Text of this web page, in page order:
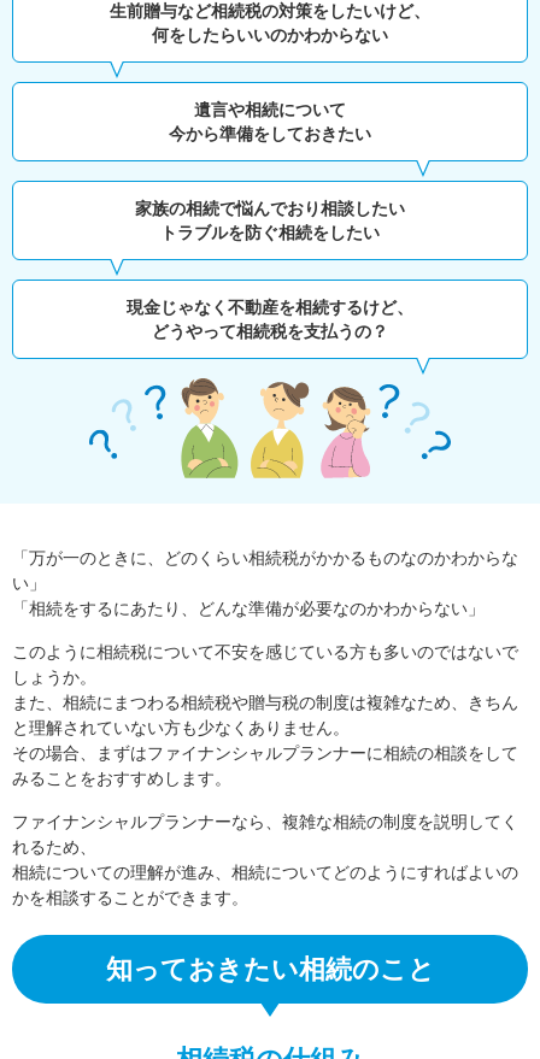
生前贈与など相続税の対策をしたいけど、
何をしたらいいのかわからない
遺言や相続について
今から準備をしておきたい
家族の相続で悩んでおり相談したい
トラブルを防ぐ相続をしたい
現金じゃなく不動産を相続するけど、
どうやって相続税を支払うの？
「万が一のときに、どのくらい相続税がかかるものなのかわからな
い」
「相続をするにあたり、どんな準備が必要なのかわからない」
このように相続税について不安を感じている方も多いのではないで
しょうか。
また、相続にまつわる相続税や贈与税の制度は複雑なため、きちん
と理解されていない方も少なくありません。
その場合、まずはファイナンシャルプランナーに相続の相談をして
みることをおすすめします。
ファイナンシャルプランナーなら、複雑な相続の制度を説明してく
れるため、
相続についての理解が進み、相続についてどのようにすればよいの
かを相談することができます。
知っておきたい相続のこと